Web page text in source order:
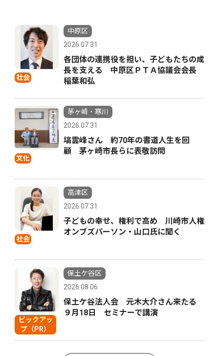
社会
中原区
2026.07.31
各団体の連携役を担い、子どもたちの成
長を支える 中原区ＰＴＡ協議会会長
稲葉和弘
文化
茅ヶ崎・寒川
2026.07.31
塙雲峰さん 約70年の書道人生を回
顧 茅ヶ崎市長らに表敬訪問
社会
高津区
2026.07.31
子どもの幸せ、権利で高め 川崎市人権
オンブズパーソン・山口氏に聞く
ピックアッ
プ（PR）
保土ケ谷区
2026.08.06
保土ケ谷法人会 元木大介さん来たる
９月18日 セミナーで講演